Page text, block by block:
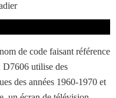
de code faisant référence
D7606 utilise des
des années 1960-1970 et